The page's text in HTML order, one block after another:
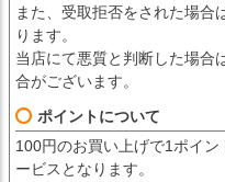
また、受取拒否をされた場合
ります。
当店にて悪質と判断した場合
合がございます。
ポイントについて
100円のお買い上げで1ポイ
ービスとなります。